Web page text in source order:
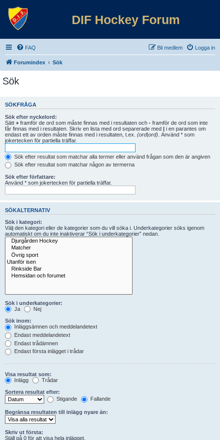
DIF Hockey Forum
FAQ Logga in
Bli medlem
Forumindex Sök
Sök
SÖKFRÅGA
Sök efter nyckelord:
Sätt + framför de ord som måste finnas med i resultaten och - framför de ord som inte
får finnas med i resultaten. Skriv en lista med ord separerade med | i en parantes om
endast ett av orden måste finnas med i resultaten, t.ex. (ord|ord) . Använd * som
jokertecken för partiella träffar.
Sök efter resultat som matchar alla termer eller använd frågan som den är angiven
Sök efter resultat som matchar någon av termerna
Sök efter författare:
Använd * som jokertecken för partiella träffar.
SÖKALTERNATIV
Sök i kategori:
Välj den kategori eller de kategorier som du vill söka i. Underkategorier söks igenom
automatiskt om du inte inaktiverar “Sök i underkategorier” nedan.
Sök i underkategorier:
Ja
Nej
Sök inom:
Inläggsämnen och meddelandetext
Endast meddelandetext
Endast trådämnen
Endast första inlägget i trådar
Visa resultat som:
Inlägg
Trådar
Sortera resultat efter:
Stigande
Fallande
Begränsa resultaten till inlägg nyare än:
Skriv ut första:
Ställ på 0 för att visa hela inlägget.